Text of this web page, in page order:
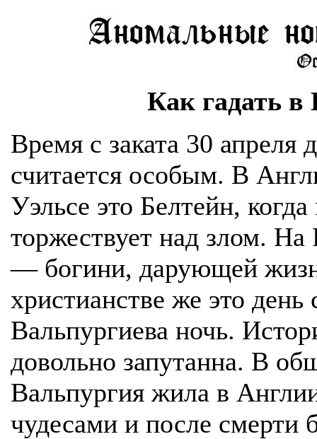
Как гадать в
Время с заката 30 апреля
считается особым. В
Уэльсе это Белтейн,
торжествует над злом.
— богини, дарующей
христианстве же это
Вальпургиева ночь.
довольно запутанна. В
Вальпургия жила в
чудесами и после смерти